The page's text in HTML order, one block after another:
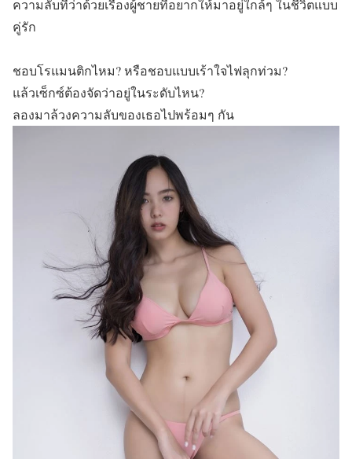
ความลับที่ว่าด้วยเรื่องผู้ชายที่อยากให้มาอยู่ใกล้ๆ ในชีวิตแบบ
คู่รัก
ชอบโรแมนติกไหม? หรือชอบแบบเร้าใจไฟลุกท่วม?
แล้วเซ็กซ์ต้องจัดว่าอยู่ในระดับไหน?
ลองมาล้วงความลับของเธอไปพร้อมๆ กัน